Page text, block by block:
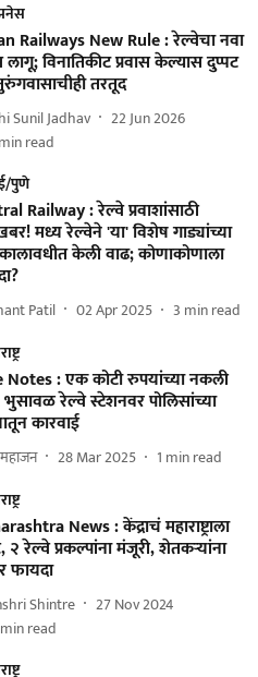
Railways New Rule : रेल्वेचा नवा
विनातिकीट प्रवास केल्यास दुप्पट
तरतूद
Sunil Jadhav
22 Jun 2026
min read
पुणे
Railway : रेल्वे प्रवाशांसाठी
मध्य रेल्वेने 'या' विशेष गाड्यांच्या
केली वाढ; कोणाकोणाला
Patil 02 Apr 2025 3 min read
Notes : एक कोटी रुपयांच्या नकली
भुसावळ रेल्वे स्टेशनवर पोलिसांच्या
कारवाई
28 Mar 2025 1 min read
News : केंद्राचं महाराष्ट्राला
२ रेल्वे प्रकल्पांना मंजूरी, शेतकऱ्यांना
फायदा
Shintre
27 Nov 2024
min read